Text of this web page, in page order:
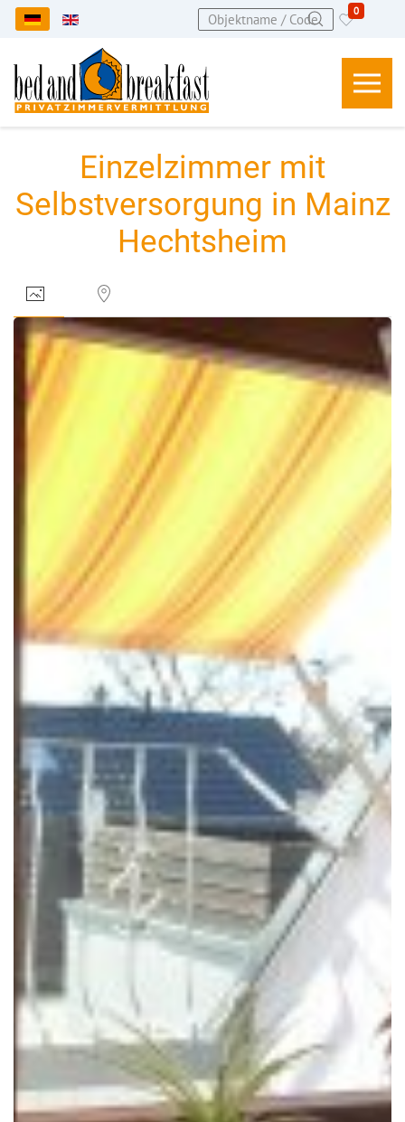
Sprache auswählen 0
Einzelzimmer mit
Selbstversorgung in Mainz
Hechtsheim